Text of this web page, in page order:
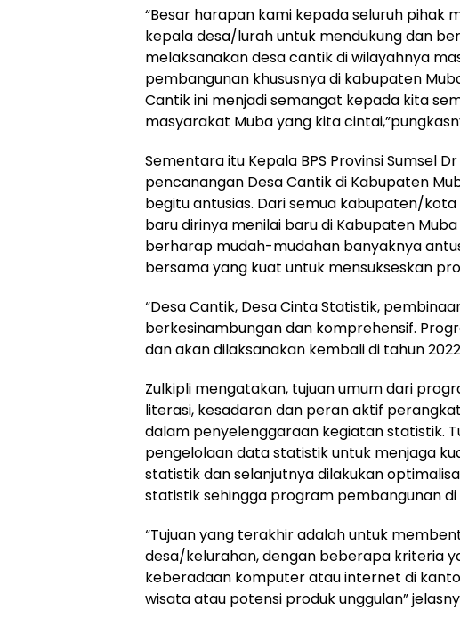
“Besar harapan kami kepada seluruh pihak
kepala desa/lurah untuk mendukung dan
melaksanakan desa cantik di wilayahnya
pembangunan khususnya di kabupaten
Cantik ini menjadi semangat kepada kita
masyarakat Muba yang kita
Sementara itu Kepala BPS Provinsi Sumsel
pencanangan Desa Cantik di Kabupaten
begitu antusias. Dari semua kabupaten/
baru dirinya menilai baru di Kabupaten
berharap mudah-mudahan banyaknya
bersama yang kuat untuk mensukseskan
“Desa Cantik, Desa Cinta Statistik,
berkesinambungan dan komprehensif.
dan akan dilaksanakan kembali di tahun
Zulkipli mengatakan, tujuan umum dari
literasi, kesadaran dan peran aktif
dalam penyelenggaraan kegiatan statistik.
pengelolaan data statistik untuk menjaga
statistik dan selanjutnya dilakukan
statistik sehingga program pembangunan
“Tujuan yang terakhir adalah untuk
desa/kelurahan, dengan beberapa kriteria
keberadaan komputer atau internet di
wisata atau potensi produk unggulan”